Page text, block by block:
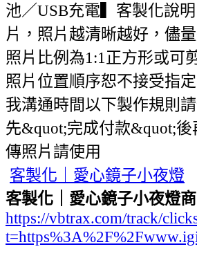
池／USB充電▍客製化說
片，照片越清晰越好，儘
照片比例為1:1正方形或可
照片位置順序恕不接受指
我溝通時間以下製作規則
先&quot;完成付款&quot;後
傳照片請使用
客製化｜愛心鏡子小夜燈
客製化｜愛心鏡子小夜燈
https://vbtrax.com/track/